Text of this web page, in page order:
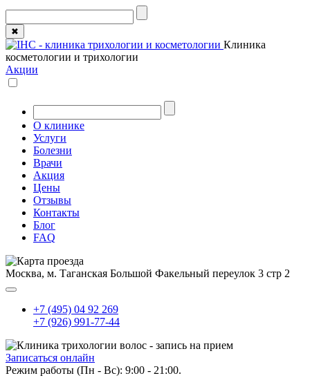
✖
Клиника
косметологии и трихологии
Акции
О клинике
Услуги
Болезни
Врачи
Акция
Цены
Отзывы
Контакты
Блог
FAQ
Москва, м. Таганская Большой Факельный переулок 3 стр 2
+7 (495) 04 92 269
+7 (926) 991-77-44
Записаться онлайн
Режим работы (Пн - Вс): 9:00 - 21:00.